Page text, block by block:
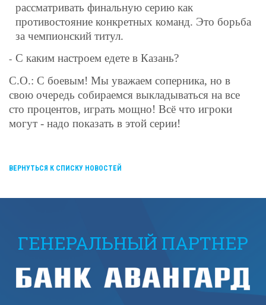
рассматривать финальную серию как
противостояние конкретных команд. Это борьба
за чемпионский титул.
- С каким настроем едете в Казань?
С.О.: С боевым! Мы уважаем соперника, но в
свою очередь собираемся выкладываться на все
сто процентов, играть мощно! Всё что игроки
могут - надо показать в этой серии!
ВЕРНУТЬСЯ К СПИСКУ НОВОСТЕЙ
ГЕНЕРАЛЬНЫЙ ПАРТНЕР